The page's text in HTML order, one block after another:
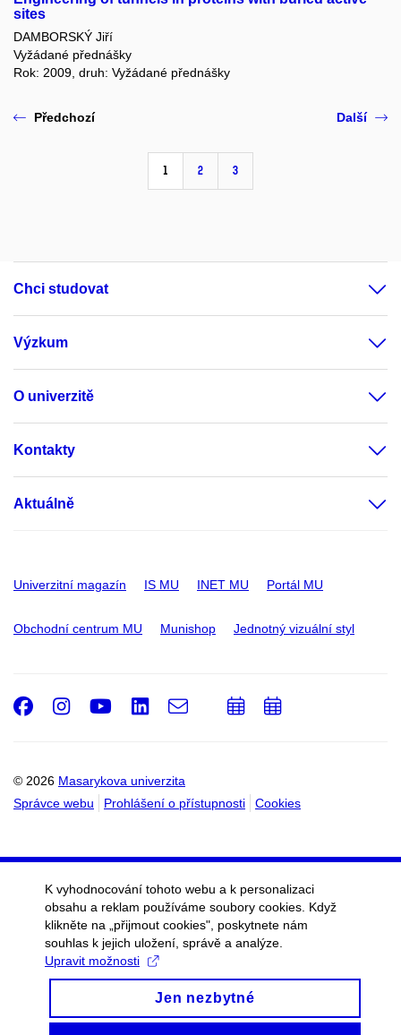
sites
DAMBORSKÝ Jiří
Vyžádané přednášky
Rok: 2009, druh: Vyžádané přednášky
Předchozí
1 2 3
Další
Chci studovat
Výzkum
O univerzitě
Kontakty
Aktuálně
Univerzitní magazín IS MU INET MU Portál MU
Obchodní centrum MU Munishop Jednotný vizuální styl
© 2026 Masarykova univerzita
Správce webu
Prohlášení o přístupnosti Cookies
Facebook
Instagram
Youtube
LinkedIn
e-
Email
PřidatPřidat
K vyhodnocování tohoto webu a k personalizaci
obsahu a reklam používáme soubory cookies. Když
klikněte na „přijmout cookies", poskytnete nám
souhlas k jejich uložení, správě a analýze.
Upravit možnosti
Jen nezbytné